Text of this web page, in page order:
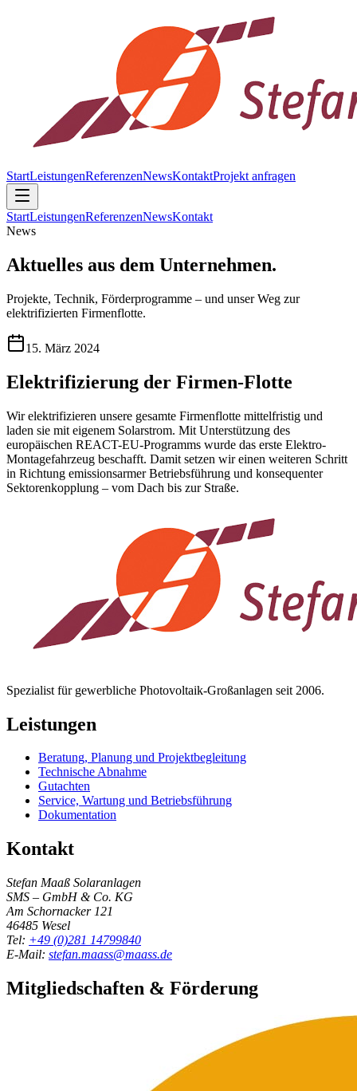
StartLeistungenReferenzenNewsKontaktProjekt anfragen
StartLeistungenReferenzenNewsKontakt
News
Aktuelles aus dem Unternehmen.
Projekte, Technik, Förderprogramme – und unser Weg zur
elektrifizierten Firmenflotte.
15. März 2024
Elektrifizierung der Firmen-Flotte
Wir elektrifizieren unsere gesamte Firmenflotte mittelfristig und
laden sie mit eigenem Solarstrom. Mit Unterstützung des
europäischen REACT-EU-Programms wurde das erste Elektro-
Montagefahrzeug beschafft. Damit setzen wir einen weiteren Schritt
in Richtung emissionsarmer Betriebsführung und konsequenter
Sektorenkopplung – vom Dach bis zur Straße.
Spezialist für gewerbliche Photovoltaik-Großanlagen seit 2006.
Leistungen
Beratung, Planung und Projektbegleitung
Technische Abnahme
Gutachten
Service, Wartung und Betriebsführung
Dokumentation
Kontakt
Stefan Maaß Solaranlagen
SMS – GmbH & Co. KG
Am Schornacker 121
46485 Wesel
Tel: +49 (0)281 14799840
E-Mail: stefan.maass@maass.de
Mitgliedschaften & Förderung